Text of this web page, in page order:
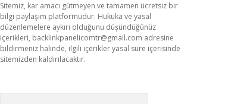
Sitemiz, kar amacı gütmeyen ve tamamen ücretsiz bir
bilgi paylaşım platformudur. Hukuka ve yasal
düzenlemelere aykırı olduğunu düşündüğünüz
içerikleri, backlinkpanelicomtr@gmail.com adresine
bildirmeniz halinde, ilgili içerikler yasal süre içerisinde
sitemizden kaldırılacaktır.